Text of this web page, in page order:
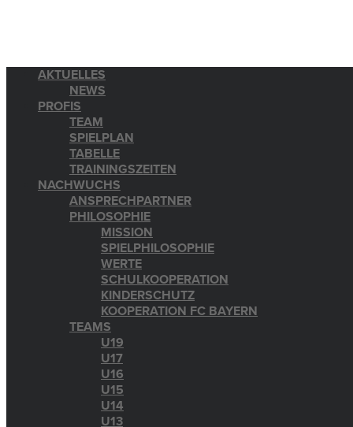
AKTUELLES
NEWS
PROFIS
TEAM
SPIELPLAN
TABELLE
TRAININGSZEITEN
NACHWUCHS
ANSPRECHPARTNER
PHILOSOPHIE
MISSION
SPIELPHILOSOPHIE
WERTE
SCHULKOOPERATION
KINDERSCHUTZ
KOOPERATION FC BAYERN
TEAMS
U19
U17
U16
U15
U14
U13